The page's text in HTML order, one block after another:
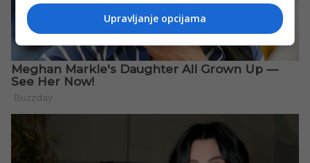
Upravljanje opcijama